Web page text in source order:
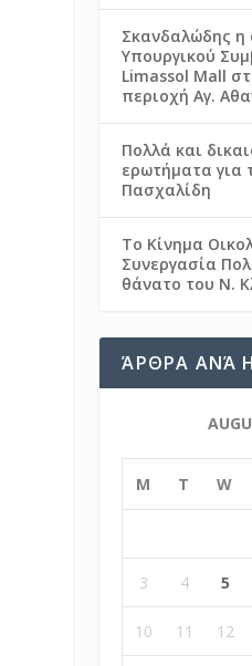
Σκανδαλώδης
Υπουργικού
Limassol Mall
περιοχή Αγ.
Πολλά και
ερωτήματα για
Πασχαλίδη
Το Κίνημα
Συνεργασία
θάνατο του Ν.
ΆΡΘΡΑ ΑΝΆ
M T W
3 4 5
10 11 12